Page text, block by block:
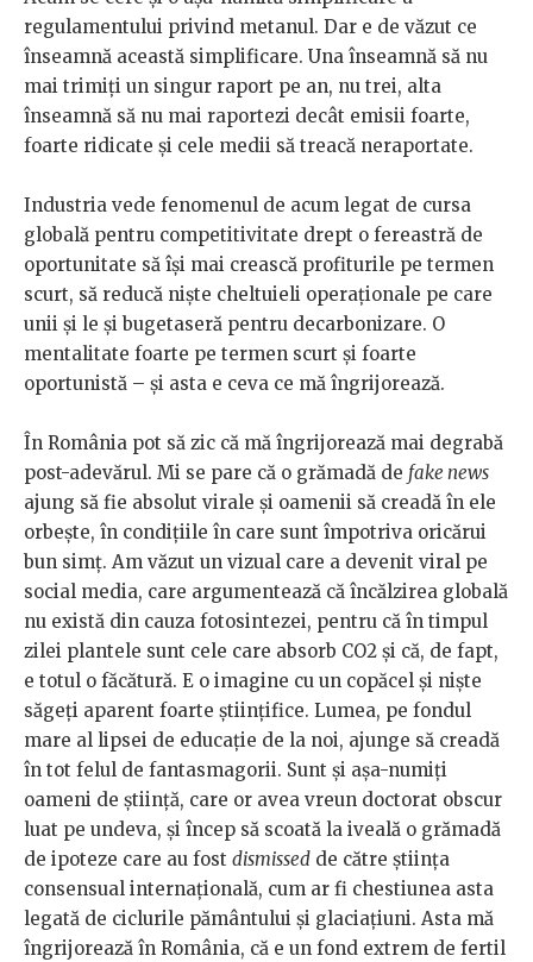
regulamentului privind metanul. Dar e de văzut ce
înseamnă această simplificare. Una înseamnă să nu
mai trimiți un singur raport pe an, nu trei, alta
înseamnă să nu mai raportezi decât emisii foarte,
foarte ridicate și cele medii să treacă neraportate.
Industria vede fenomenul de acum legat de cursa
globală pentru competitivitate drept o fereastră de
oportunitate să își mai crească profiturile pe termen
scurt, să reducă niște cheltuieli operaționale pe care
unii și le și bugetaseră pentru decarbonizare. O
mentalitate foarte pe termen scurt și foarte
oportunistă – și asta e ceva ce mă îngrijorează.
În România pot să zic că mă îngrijorează mai degrabă
post-adevărul. Mi se pare că o grămadă de fake news
ajung să fie absolut virale și oamenii să creadă în ele
orbește, în condițiile în care sunt împotriva oricărui
bun simț. Am văzut un vizual care a devenit viral pe
social media, care argumentează că încălzirea globală
nu există din cauza fotosintezei, pentru că în timpul
zilei plantele sunt cele care absorb CO2 și că, de fapt,
e totul o făcătură. E o imagine cu un copăcel și niște
săgeți aparent foarte științifice. Lumea, pe fondul
mare al lipsei de educație de la noi, ajunge să creadă
în tot felul de fantasmagorii. Sunt și așa-numiți
oameni de știință, care or avea vreun doctorat obscur
luat pe undeva, și încep să scoată la iveală o grămadă
de ipoteze care au fost dismissed de către știința
consensual internațională, cum ar fi chestiunea asta
legată de ciclurile pământului și glaciațiuni. Asta mă
îngrijorează în România, că e un fond extrem de fertil